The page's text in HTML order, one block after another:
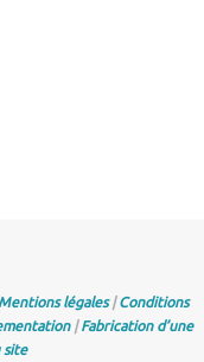
légales|Conditions
|Fabrication d’une
site